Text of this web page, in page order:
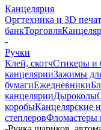
Канцелярия
Оргтехника и 3D
банкТорговля
-
Ручки
Клей, скотчСтикеры и
канцелярииЗажимы
бумагиЕжедневники
канцелярииДыроколы
коробыКанцелярские
степлеровФломастеры